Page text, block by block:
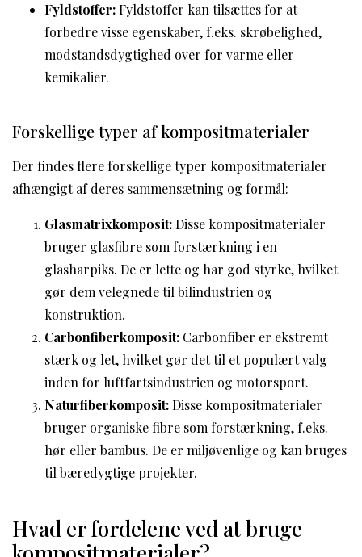
Fyldstoffer:Fyldstoffer kan tilsættes for at
forbedre visse egenskaber, f.eks. skrøbelighed,
modstandsdygtighed over for varme eller
kemikalier.
Forskellige typer af kompositmaterialer
Der findes flere forskellige typer kompositmaterialer
afhængigt af deres sammensætning og formål:
Glasmatrixkomposit:Disse kompositmaterialer
bruger glasfibre som forstærkning i en
glasharpiks. De er lette og har god styrke, hvilket
gør dem velegnede til bilindustrien og
konstruktion.
Carbonfiberkomposit: Carbonfiber er ekstremt
stærk og let, hvilket gør det til et populært valg
inden for luftfartsindustrien og motorsport.
Naturfiberkomposit:Disse kompositmaterialer
bruger organiske fibre som forstærkning, f.eks.
hør eller bambus. De er miljøvenlige og kan bruges
til bæredygtige projekter.
Hvad er fordelene ved at bruge